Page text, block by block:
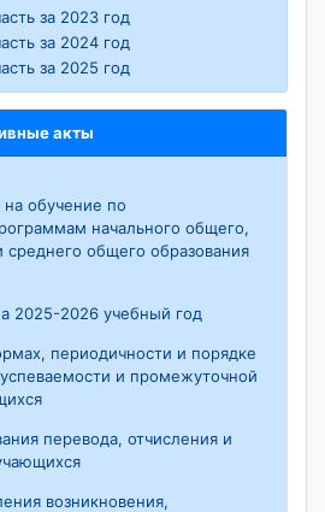
за 2023 год
за 2024 год
за 2025 год
акты
обучение по
начального общего,
среднего общего образования
2025-2026 учебный год
периодичности и порядке
и промежуточной
перевода, отчисления и
возникновения,